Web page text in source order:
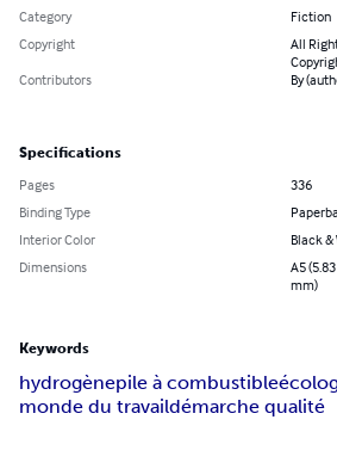
Category
Fiction
Copyright
All
Contributors
By
Specifications
Pages
336
Binding Type
Interior Color
Black
Dimensions
A5
mm)
Keywords
hydrogènepile à combustible
monde du travaildémarche qualité